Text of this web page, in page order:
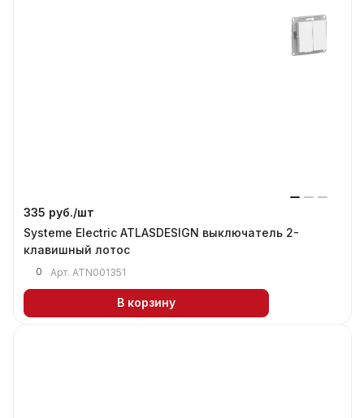
335 руб./шт
Systeme Electric ATLASDESIGN выключатель 2-
клавишный лотос
0 Арт. ATN001351
В корзину